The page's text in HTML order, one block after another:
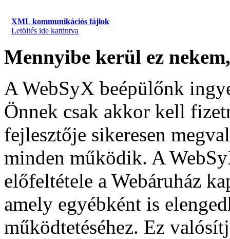
XML kommunikációs fájlok
Letöltés ide kattintva
Mennyibe kerül ez
A WebSyX beépülőnk
Önnek csak akkor kell
fejlesztője sikeresen
minden működik. A
előfeltétele a Webáruház
amely egyébként is
működtetéséhez. Ez